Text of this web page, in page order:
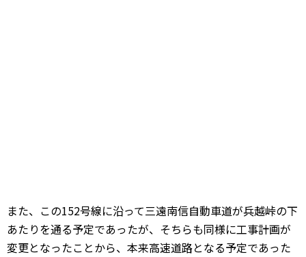
また、この152号線に沿って三遠南信自動車道が兵越峠の下
あたりを通る予定であったが、そちらも同様に工事計画が
変更となったことから、本来高速道路となる予定であった